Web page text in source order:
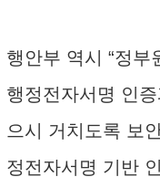
행안부 역시 “정부
행정전자서명 인
으시 거치도록 보
정전자서명 기반